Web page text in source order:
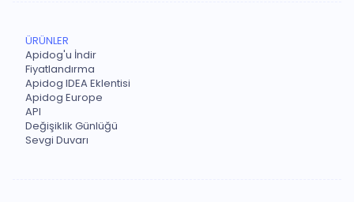
ÜRÜNLER
Apidog'u İndir
Fiyatlandırma
Apidog IDEA Eklentisi
Apidog Europe
API
Değişiklik Günlüğü
Sevgi Duvarı